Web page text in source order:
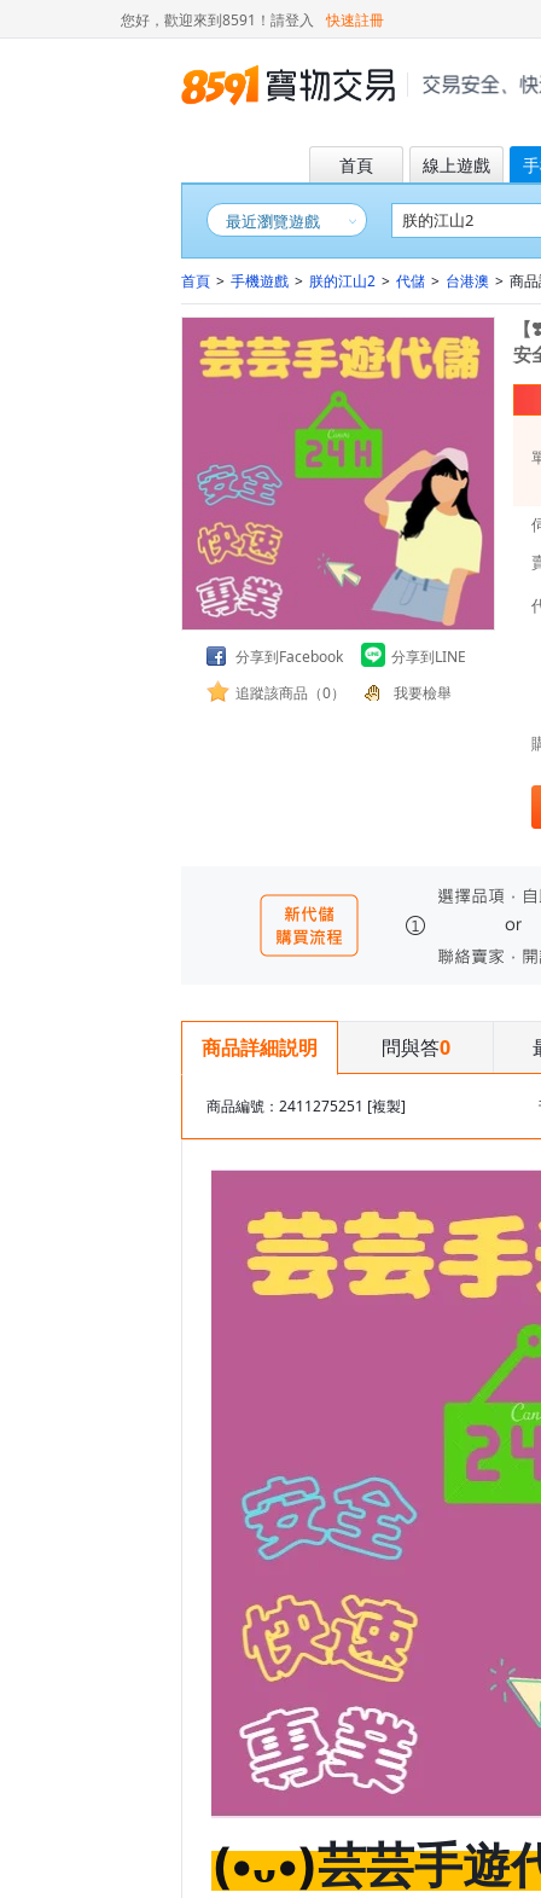
您好，歡迎來到8591！ 請登入 快速註冊
首頁 線上遊戲
最近瀏覽遊戲
首頁 > 手機遊戲 > 朕的江山2 > 代儲 > 台港澳 > 商
分享到Facebook
分享到LINE
追蹤該商品（0）
我要檢舉
安
商品詳細説明 問與答0
商品編號：2411275251 [複製]
(•ᴗ•)芸芸手遊